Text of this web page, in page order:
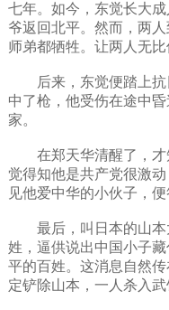
七年。如今，东觉长大
爷返回北平。然而，两
师弟都牺牲。让两人无比
后来，东觉便踏上抗
中了枪，他受伤在途中
家。
在郑天华清醒了，才
觉得知他是共产党很激
见他爱中华的小伙子，便
最后，叫日本的山本
姓，逼供说出中国小子
平的百姓。这消息自然
定铲除山本，一人杀入武